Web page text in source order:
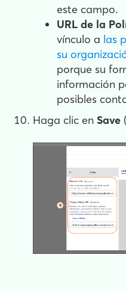
este campo.
URL de la
vínculo a las
su
porque su
información
posibles
Haga clic en Save